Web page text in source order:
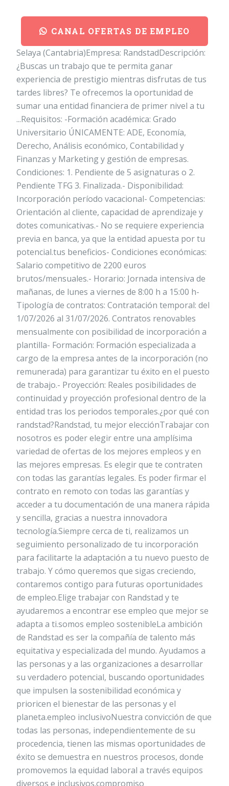
CANAL OFERTAS DE EMPLEO
Selaya (Cantabria)Empresa: RandstadDescripción:
¿Buscas un trabajo que te permita ganar
experiencia de prestigio mientras disfrutas de tus
tardes libres? Te ofrecemos la oportunidad de
sumar una entidad financiera de primer nivel a tu
...Requisitos: -Formación académica: Grado
Universitario ÚNICAMENTE: ADE, Economía,
Derecho, Análisis económico, Contabilidad y
Finanzas y Marketing y gestión de empresas.
Condiciones: 1. Pendiente de 5 asignaturas o 2.
Pendiente TFG 3. Finalizada.- Disponibilidad:
Incorporación período vacacional- Competencias:
Orientación al cliente, capacidad de aprendizaje y
dotes comunicativas.- No se requiere experiencia
previa en banca, ya que la entidad apuesta por tu
potencial.tus beneficios- Condiciones económicas:
Salario competitivo de 2200 euros
brutos/mensuales.- Horario: Jornada intensiva de
mañanas, de lunes a viernes de 8:00 h a 15:00 h-
Tipología de contratos: Contratación temporal: del
1/07/2026 al 31/07/2026. Contratos renovables
mensualmente con posibilidad de incorporación a
plantilla- Formación: Formación especializada a
cargo de la empresa antes de la incorporación (no
remunerada) para garantizar tu éxito en el puesto
de trabajo.- Proyección: Reales posibilidades de
continuidad y proyección profesional dentro de la
entidad tras los periodos temporales.¿por qué con
randstad?Randstad, tu mejor elecciónTrabajar con
nosotros es poder elegir entre una amplísima
variedad de ofertas de los mejores empleos y en
las mejores empresas. Es elegir que te contraten
con todas las garantías legales. Es poder firmar el
contrato en remoto con todas las garantías y
acceder a tu documentación de una manera rápida
y sencilla, gracias a nuestra innovadora
tecnología.Siempre cerca de ti, realizamos un
seguimiento personalizado de tu incorporación
para facilitarte la adaptación a tu nuevo puesto de
trabajo. Y cómo queremos que sigas creciendo,
contaremos contigo para futuras oportunidades
de empleo.Elige trabajar con Randstad y te
ayudaremos a encontrar ese empleo que mejor se
adapta a ti.somos empleo sostenibleLa ambición
de Randstad es ser la compañía de talento más
equitativa y especializada del mundo. Ayudamos a
las personas y a las organizaciones a desarrollar
su verdadero potencial, buscando oportunidades
que impulsen la sostenibilidad económica y
prioricen el bienestar de las personas y el
planeta.empleo inclusivoNuestra convicción de que
todas las personas, independientemente de su
procedencia, tienen las mismas oportunidades de
éxito se demuestra en nuestros procesos, donde
promovemos la equidad laboral a través equipos
diversos e inclusivos.compromiso